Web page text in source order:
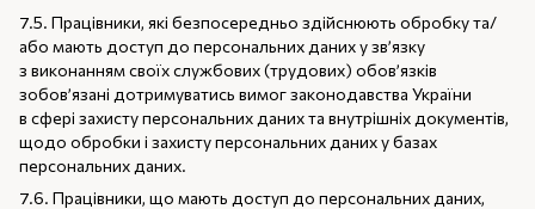
7.5. Працівники, які безпосередньо здійснюють обробку та/
або мають доступ до персональних даних у зв’язку
з виконанням своїх службових (трудових) обов’язків
зобов’язані дотримуватись вимог законодавства України
в сфері захисту персональних даних та внутрішніх документів,
щодо обробки і захисту персональних даних у базах
персональних даних.
7.6. Працівники, що мають доступ до персональних даних,